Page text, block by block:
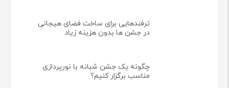
ترفندهایی برای ساخت فضای هیجانی
در جشن ها بدون هزینه زیاد
چگونه یک جشن شبانه با نورپردازی
مناسب برگزار کنیم؟